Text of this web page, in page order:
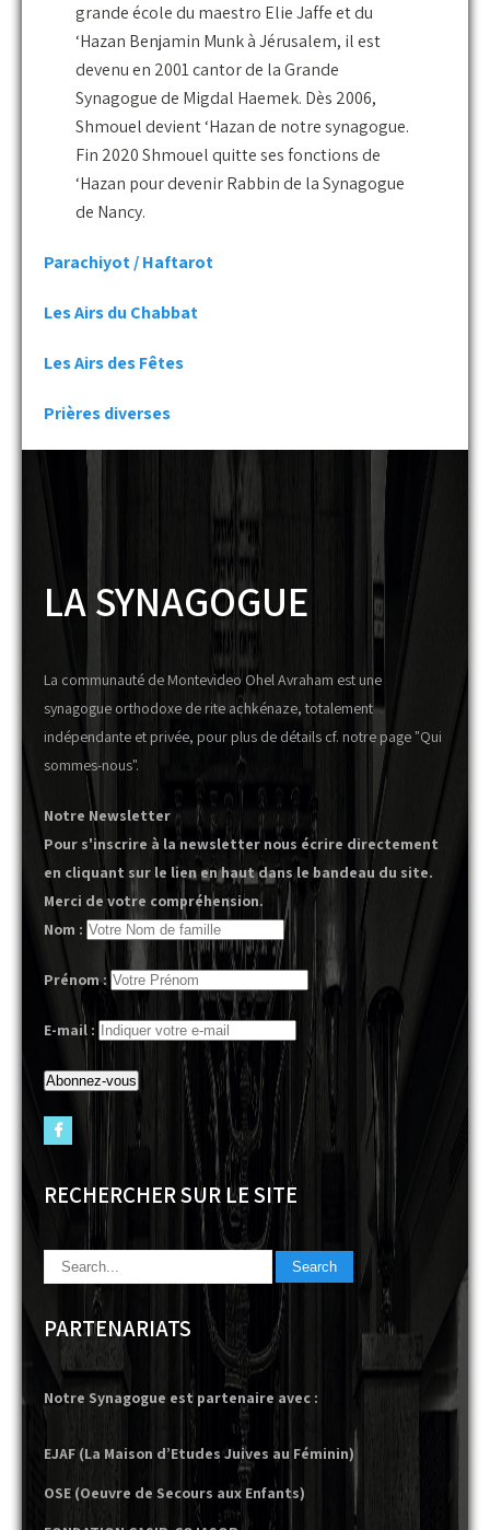
grande école du maestro Elie Jaffe et du
‘Hazan Benjamin Munk à Jérusalem, il est
devenu en 2001 cantor de la Grande
Synagogue de Migdal Haemek. Dès 2006,
Shmouel devient ‘Hazan de notre synagogue.
Fin 2020 Shmouel quitte ses fonctions de
‘Hazan pour devenir Rabbin de la Synagogue
de Nancy.
Parachiyot / Haftarot
Les Airs du Chabbat
Les Airs des Fêtes
Prières diverses
LA SYNAGOGUE
La communauté de Montevideo Ohel Avraham est une
synagogue orthodoxe de rite achkénaze, totalement
indépendante et privée, pour plus de détails cf. notre page "Qui
sommes-nous".
Notre Newsletter
Pour s'inscrire à la newsletter nous écrire directement
en cliquant sur le lien en haut dans le bandeau du site.
Merci de votre compréhension.
Nom :
Prénom :
E-mail :
RECHERCHER SUR LE SITE
PARTENARIATS
Notre Synagogue est partenaire avec :
EJAF (La Maison d’Etudes Juives au Féminin)
OSE (Oeuvre de Secours aux Enfants)